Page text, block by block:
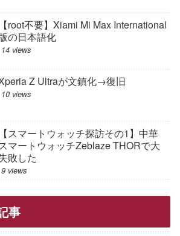
【root不要】Xiami Mi Max International
の日本語化
14 views
Z Ultraが文鎮化→復旧
10 views
【スマートウォッチ探訪その1】中華
マートウォッチZeblaze THORで大
敗した
9 views
事